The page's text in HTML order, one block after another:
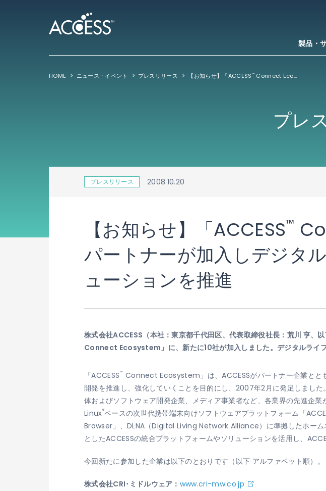
製品・
HOME ニュース・イベント プレスリリース 【お知らせ】「ACCESS ™Connect Ecosystem」に新たなパートナーが加入しデジタルライフの構築に向けた統合ソリューションを推進
プレ
プレスリリース 2008.10.20
【お知らせ】「ACCESS™
パートナーが加入しデジタ
ューションを推進
株式会社ACCESS（本社：東京都千代田区、代表取締役社長：荒川 亨、
Connect Ecosystem」に、新たに10社が加入しました。デジタルライ
「ACCESS™ Connect Ecosystem」は、ACCESSがパートナー企業とと
開発を推進し、強化していくことを目的にし、2007年2月に発足しまし
体およびソフトウェア開発企業、メディア事業者など、各業界の先進企
Linux®ベースの次世代携帯端末向けソフトウェアプラットフォーム「
Browser」、DLNA（Digital Living Network Alliance）に準拠したホー
としたACCESSの統合プラットフォームやソリューションを活用し、
今回新たに参加した企業は以下のとおりです（以下 アルファベット順）。
株式会社CRI･ミドルウェア： www.cri-mw.co.jp